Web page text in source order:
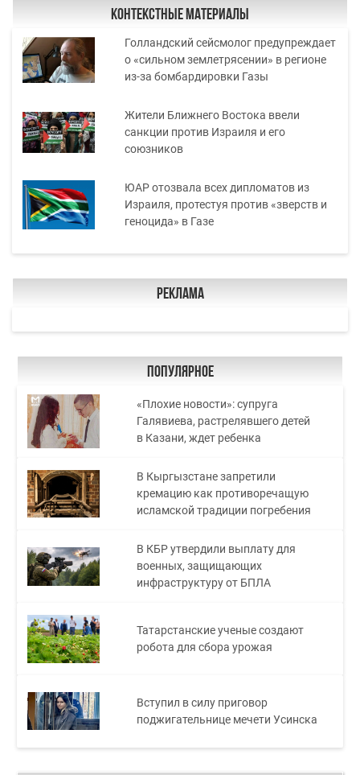
Контекстные материалы
Голландский сейсмолог предупреждает
о «сильном землетрясении» в регионе
из-за бомбардировки Газы
Жители Ближнего Востока ввели
санкции против Израиля и его
союзников
ЮАР отозвала всех дипломатов из
Израиля, протестуя против «зверств и
геноцида» в Газе
Реклама
Популярное
«Плохие новости»: супруга
Галявиева, растрелявшего детей
в Казани, ждет ребенка
В Кыргызстане запретили
кремацию как противоречащую
исламской традиции погребения
В КБР утвердили выплату для
военных, защищающих
инфраструктуру от БПЛА
Татарстанские ученые создают
робота для сбора урожая
Вступил в силу приговор
поджигательнице мечети Усинска